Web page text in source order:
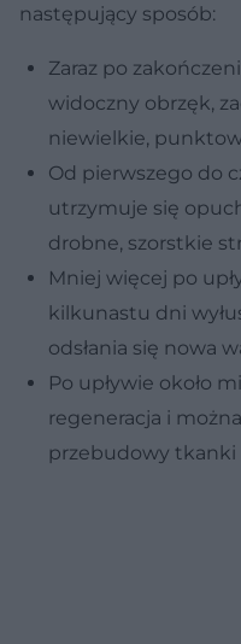
następujący sposób:
Zaraz po
widoczny obrzęk,
niewielkie,
Od pierwszego do
utrzymuje się
drobne, szorstkie
Mniej więcej po
kilkunastu dni
odsłania się nowa
Po upływie około
regeneracja i
przebudowy tkanki